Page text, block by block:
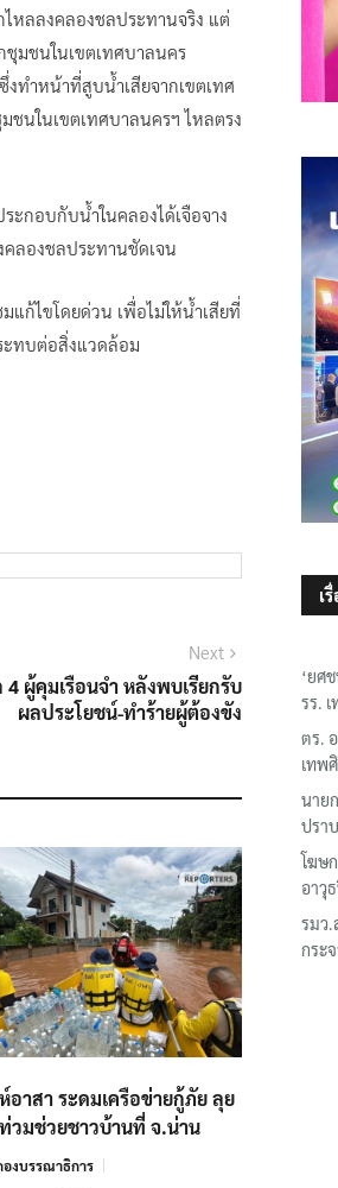
หลลงคลองชลประทานจริง แต่
ชุมชนในเขตเทศบาลนคร
ทำหน้าที่สูบน้ำเสียจากเขตเทศ
ชนในเขตเทศบาลนครฯ ไหลตรง
ะกอบกับน้ำในคลองได้เจือจาง
คลองชลประทานชัดเจน
แก้ไขโดยด่วน เพื่อไม่ให้น้ำเสียที่
ะทบต่อสิ่งแวดล้อม
Next
post:
ผู้คุมเรือนจำ หลังพบเรียกรับ
ผลประโยชน์-ทำร้ายผู้ต้องขัง
อาสา ระดมเครือข่ายกู้ภัย ลุย
วมช่วยชาวบ้านที่ จ.น่าน
องบรรณาธิการ
เ
‘ยศ
รร.
ตร.
เทพ
นาย
ปรา
โฆษ
อาวุ
รมว.
กระ